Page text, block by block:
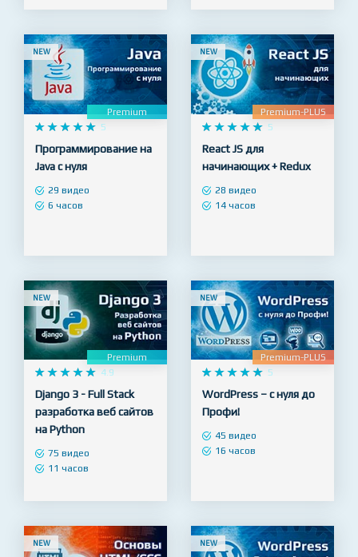
NEW
Premium
    
    
Программирование на
Java с нуля
NEW
Premium-PLUS
    
     5
React JS для
начинающих + Redux
NEW
    
     4.9
Django 3 - Full Stack
разработка веб сайтов
на Python
NEW
Premium-PLUS
  
  
WordPress – с нуля до
Профи!